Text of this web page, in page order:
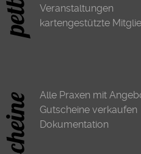
Veranstaltungen
kartengestützte
Alle Praxen mit
Gutscheine verkaufen
Dokumentation